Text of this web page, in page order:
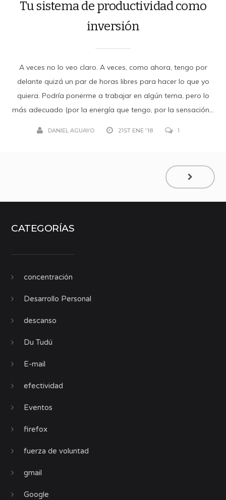
Tu sistema de productividad como
inversión
A veces no lo veo claro. A veces, como ahora, tengo por
delante quizá un par de horas libres para hacer lo que yo
quiera. Podría ponerme a trabajar en algún tema, pero lo
más adecuado (por la energía que tengo, por la sensación...
DANIEL AGUAYO 21ST ENE '18 1
CATEGORÍAS
concentración
Desarrollo Personal
descanso
Du Tudú
E-mail
efectividad
Eventos
firefox
fuerza de voluntad
gmail
Google